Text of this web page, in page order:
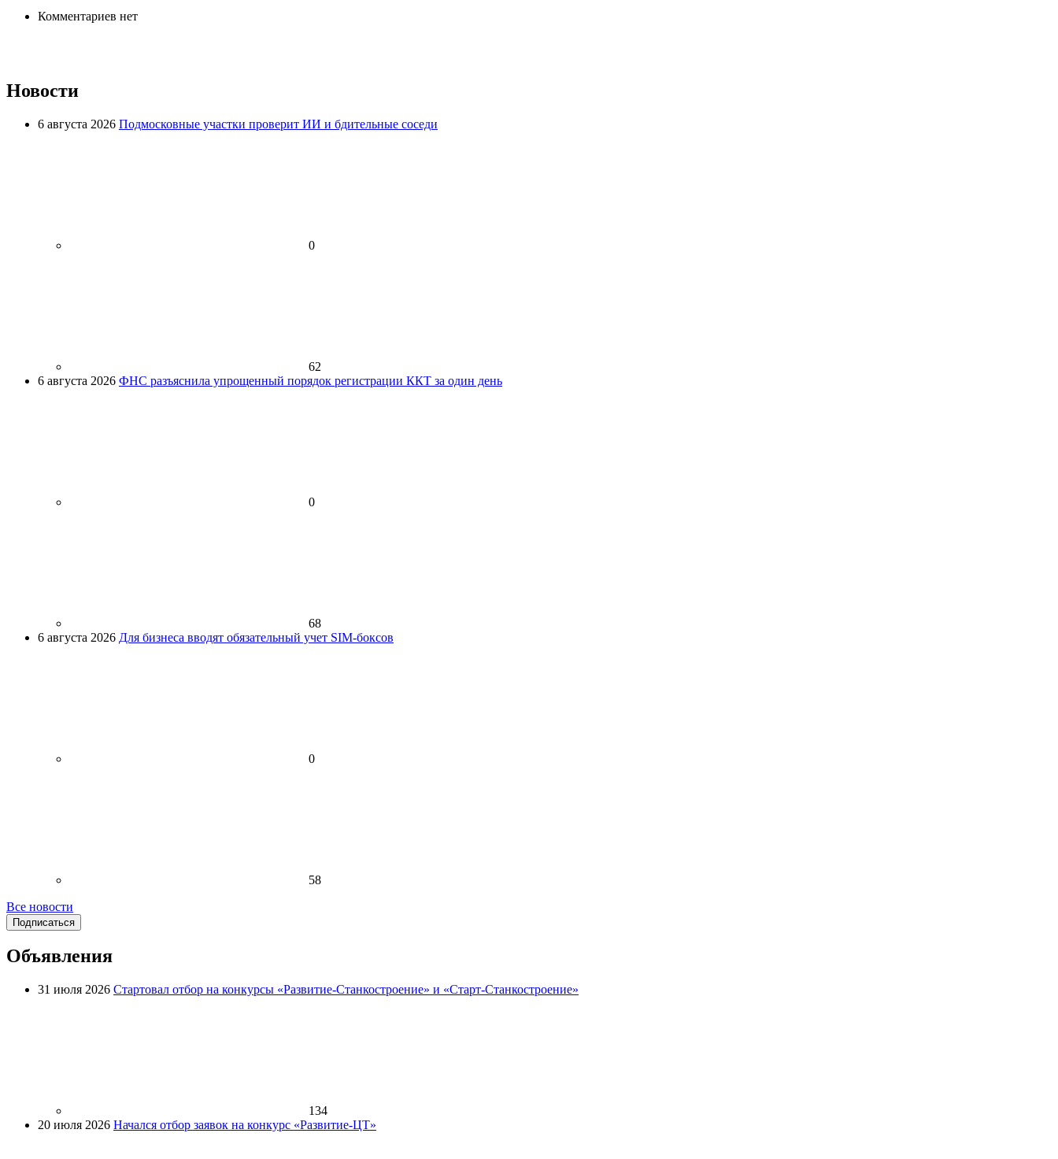
Комментариев нет
Новости
6 августа 2026 Подмосковные участки проверит ИИ и бдительные соседи
0
62
6 августа 2026 ФНС разъяснила упрощенный порядок регистрации ККТ за один день
0
68
6 августа 2026 Для бизнеса вводят обязательный учет SIM-боксов
0
58
Все новости
Подписаться
Объявления
31 июля 2026 Стартовал отбор на конкурсы «Развитие-Станкостроение» и «Старт-Станкостроение»
134
20 июля 2026 Начался отбор заявок на конкурс «Развитие-ЦТ»